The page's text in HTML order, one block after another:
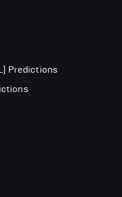
Predictions